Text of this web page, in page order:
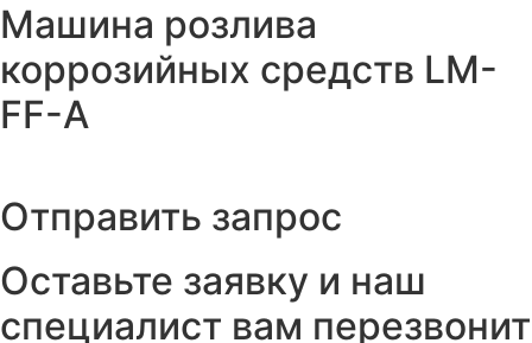
Машина розлива
коррозийных средств LM-
FF-A
Отправить запрос
Оставьте заявку и наш
специалист вам перезвонит